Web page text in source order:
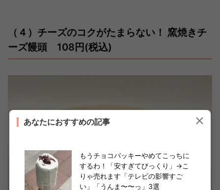
（４）チーズのコクがたまらない！ 窯焼きチ
ーズ饅頭 108円(税込)
あなたにおすすめの記事
もうチョコバッキーやめてこっちに
するわ！「安すぎてびっくり」→こ
りゃ売れます「テレビの影響すご
い」「うんま〜〜っ」3選